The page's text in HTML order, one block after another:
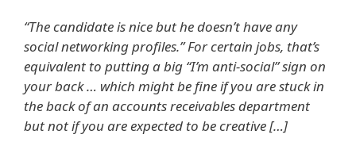
“The candidate is nice but he doesn’t have any
social networking profiles.” For certain jobs, that’s
equivalent to putting a big “I’m anti-social” sign on
your back … which might be fine if you are stuck in
the back of an accounts receivables department
but not if you are expected to be creative […]